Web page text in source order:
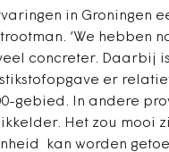
in Groningen
‘We hebben
concreter. Daarbij
er
gebied. In andere
Het zou mooi
kan worden